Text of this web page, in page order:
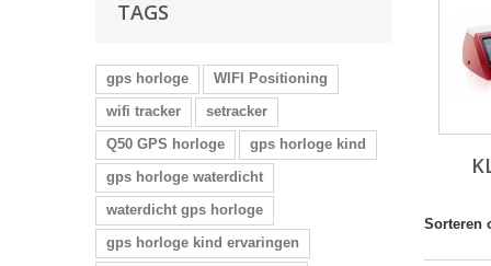
TAGS
gps horloge
WIFI Positioning
wifi tracker
setracker
Q50 GPS horloge
gps horloge kind
gps horloge waterdicht
waterdicht gps horloge
gps horloge kind ervaringen
Sorteren